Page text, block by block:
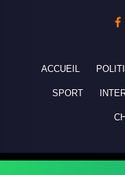
ACCUEIL
SPORT